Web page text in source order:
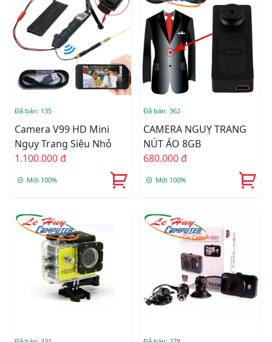
Đã bán: 135
Camera V99 HD Mini
Ngụy Trang Siêu Nhỏ
1.100.000 đ
Mới 100%
Đã bán: 362
CAMERA NGUỴ TRANG
NÚT ÁO 8GB
680.000 đ
Mới 100%